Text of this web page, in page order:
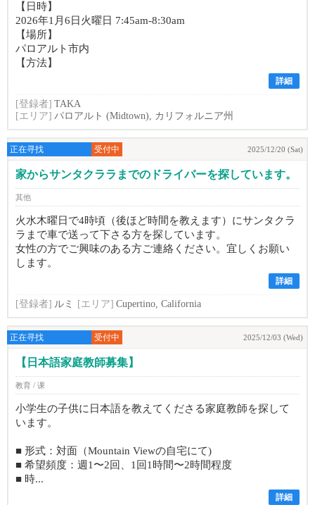
【日時】
2026年1月6日火曜日 7:45am-8:30am
【場所】
パロアルト市内
【方法】
詳細
[登録者] TAKA
[エリア] パロアルト (Midtown), カリフォルニア州
正在寻找 受付中 2025/12/20 (Sat)
家からサンタクララまでのドライバーを探しています。
其他
火水木曜日で4時頃（後ほど時間を教えます）にサンタクラ
ラまで車で送って下さる方を探しています。
女性の方でご興味のある方ご連絡ください。宜しくお願い
します。
詳細
[登録者] ルミ [エリア] Cupertino, California
正在寻找 受付中 2025/12/03 (Wed)
【日本語家庭教師募集】
教育 / 课
小学生の子供に日本語を教えてくださる家庭教師を探して
います。
■ 形式：対面（Mountain Viewの自宅にて)
■ 希望頻度：週1〜2回、1回1時間〜2時間程度
■ 時...
詳細